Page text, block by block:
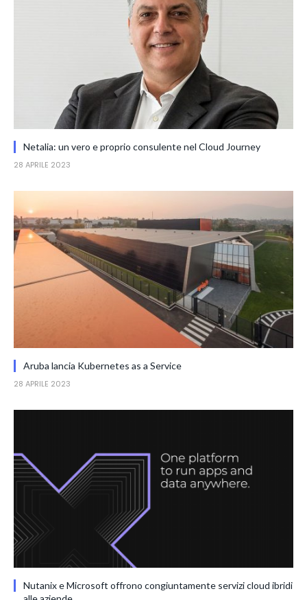
Netalia: un vero e proprio consulente nel Cloud Journey
28 APRILE 2023
Aruba lancia Kubernetes as a Service
28 APRILE 2023
Nutanix e Microsoft offrono congiuntamente servizi cloud ibridi